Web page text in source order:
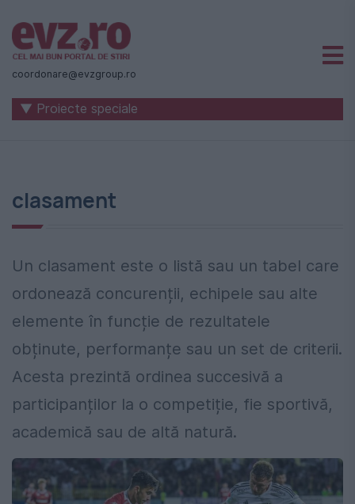
Știri
naționale
internaționale
-
Evenimentul
Zilei
coordonare@evzgroup.ro
▼ Proiecte speciale
clasament
Un clasament este o listă sau un tabel care
ordonează concurenții, echipele sau alte
elemente în funcție de rezultatele
obținute, performanțe sau un set de criterii.
Acesta prezintă ordinea succesivă a
participanților la o competiție, fie sportivă,
academică sau de altă natură.